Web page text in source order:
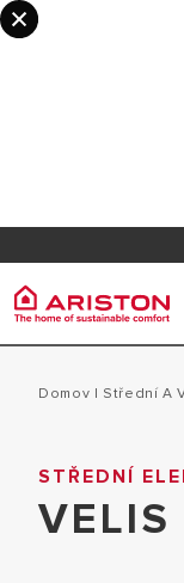
Ariston
SLEDUJTE NÁS
Všechny
OHŘÍVAČE VODY
PLYNOVÉ KOTLE
Domov | Střední A
STŘEDNÍ
VELIS